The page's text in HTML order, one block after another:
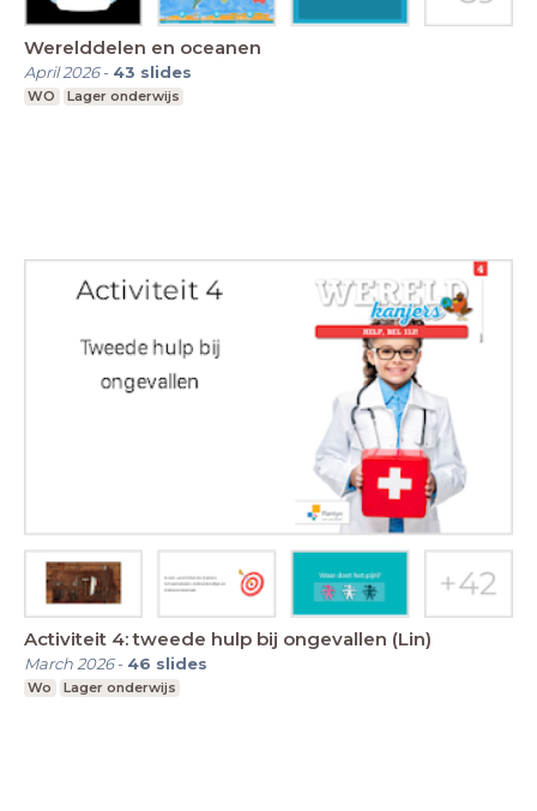
Werelddelen en oceanen
April 2026- 43 slides
WO Lager onderwijs
Activiteit 4: tweede hulp bij ongevallen (Lin)
March 2026- 46 slides
Wo Lager onderwijs